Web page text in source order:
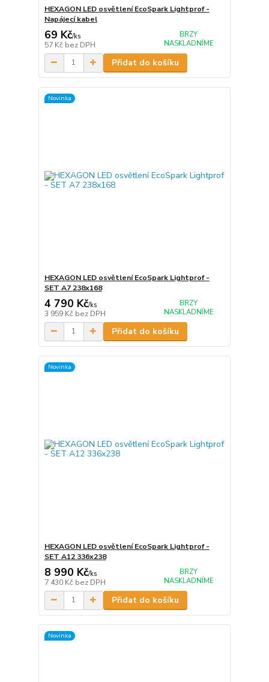
HEXAGON LED osvětlení EcoSpark Lightprof -
Napájecí kabel
69 Kč/ks
57 Kč bez DPH
BRZY
NASKLADNÍME
Přidat do košíku
Novinka
HEXAGON LED osvětlení EcoSpark Lightprof -
SET A7 238x168
4 790 Kč/ks
3 959 Kč bez DPH
BRZY
NASKLADNÍME
Přidat do košíku
Novinka
HEXAGON LED osvětlení EcoSpark Lightprof -
SET A12 336x238
8 990 Kč/ks
7 430 Kč bez DPH
BRZY
NASKLADNÍME
Přidat do košíku
Novinka